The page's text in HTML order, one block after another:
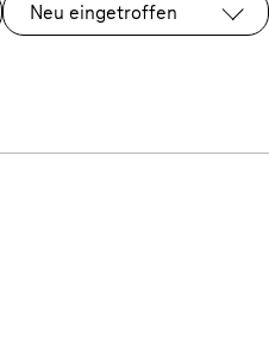
Ausgewählt:
Neu eingetroffen